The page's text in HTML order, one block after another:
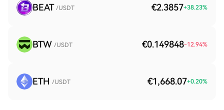
BEAT /USDT €2.3857+38.23%
BTW /USDT €0.149848-12.94%
ETH /USDT €1,668.07+0.20%